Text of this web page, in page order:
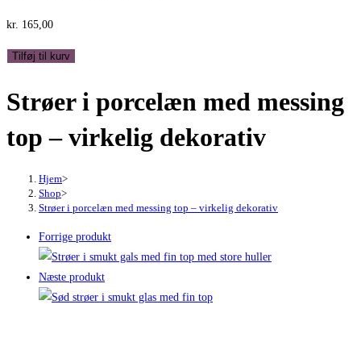
kr. 165,00
Strøer
porcelæn
messing
virkelig
dekorativ
antal
Tilføj til kurv
Strøer i porcelæn med messing
top – virkelig dekorativ
Hjem>
Shop>
Strøer i porcelæn med messing top – virkelig dekorativ
Forrige produkt
Næste produkt